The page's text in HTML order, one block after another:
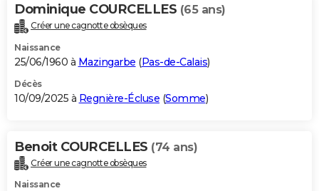
Dominique COURCELLES (65 ans)
Créer une cagnotte obsèques
Naissance
25/06/1960 à Mazingarbe (Pas-de-Calais)
Décès
10/09/2025 à Regnière-Écluse (Somme)
Benoit COURCELLES (74 ans)
Créer une cagnotte obsèques
Naissance